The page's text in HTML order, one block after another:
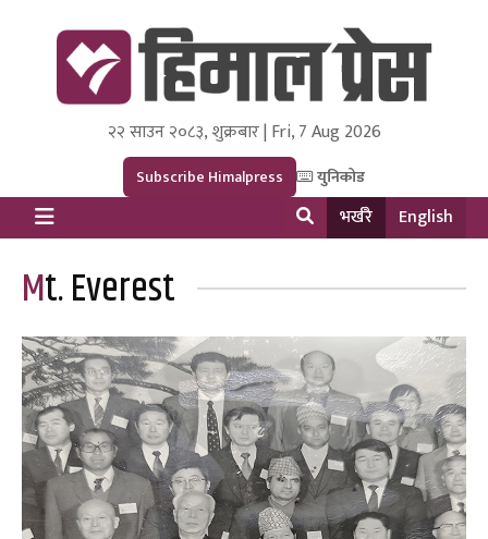
Himal Press
Dot NewsyNepal Media and Research Pvt Ltd.
२२ साउन २०८३, शुक्रबार | Fri, 7 Aug 2026
Subscribe Himalpress युनिकोड
भर्खरै English
Mt. Everest